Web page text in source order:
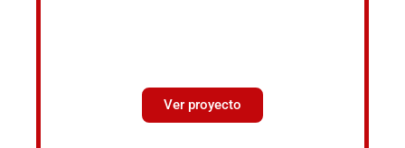
Ver proyecto